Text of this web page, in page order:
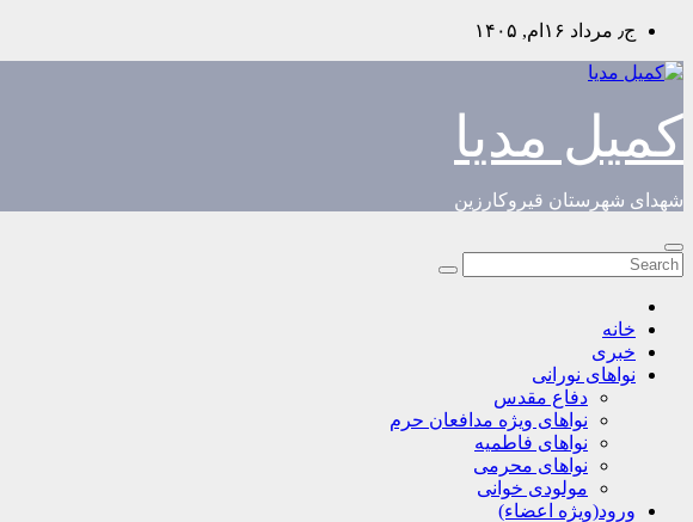
Skip
content
ج٫ مرداد ۱۶ام, ۱۴۰۵
کمیل مدیا
شهدای شهرستان قیروکارزین
خانه
خبری
نواهای نورانی
دفاع مقدس
نواهای ویژه مدافعان حرم
نواهای فاطمیه
نواهای محرمی
مولودی خوانی
ورود(ویژه اعضاء)